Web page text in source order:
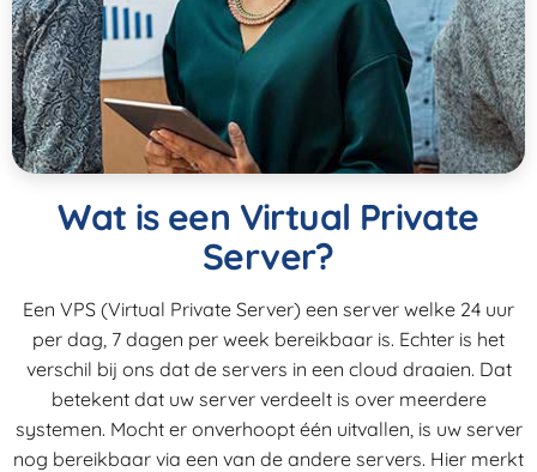
Wat is een Virtual Private
Server?
Een VPS (Virtual Private Server) een server welke 24 uur
per dag, 7 dagen per week bereikbaar is. Echter is het
verschil bij ons dat de servers in een cloud draaien. Dat
betekent dat uw server verdeelt is over meerdere
systemen. Mocht er onverhoopt één uitvallen, is uw server
nog bereikbaar via een van de andere servers. Hier merkt